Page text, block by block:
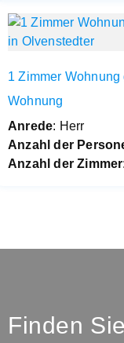
1 Zimmer
Wohnung
Anrede: Herr
Anzahl der
Anzahl der Zimmer
Finden